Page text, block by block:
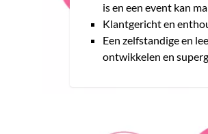
is en een event kan
Klantgericht en
Een zelfstandige en
ontwikkelen en